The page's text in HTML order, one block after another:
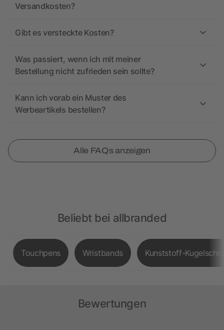
Versandkosten?
Gibt es versteckte Kosten?
Was passiert, wenn ich mit meiner
Bestellung nicht zufrieden sein sollte?
Kann ich vorab ein Muster des
Werbeartikels bestellen?
Alle FAQs anzeigen
Beliebt bei allbranded
Touchpens Wristbands Kunststoff-
Bewertungen